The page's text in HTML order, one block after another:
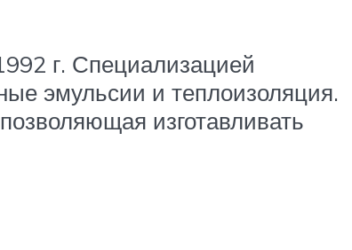
г. Специализацией
эмульсии и теплоизоляция.
изготавливать